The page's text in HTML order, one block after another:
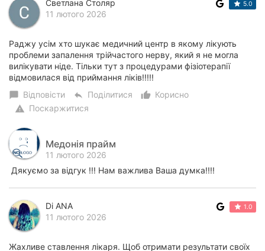
Светлана Столяр
11 лютого 2026
5.0
Раджу усім хто шукає медичний центр в якому лікують
проблеми запалення трійчастого нерву, який я не могла
вилікувати ніде. Тільки тут з процедурами фізіотерапії
відмовилася від приймання ліків!!!!!
chat_bubble Відповісти reply Поділитися thumb_up_alt
Корисно
warning Поскаржитися
Медонія прайм
11 лютого 2026
Дякуємо за відгук !!! Нам важлива Ваша думка!!!!
Di ANA
11 лютого 2026
1.0
Жахливе ставлення лікаря. Щоб отримати результати своїх